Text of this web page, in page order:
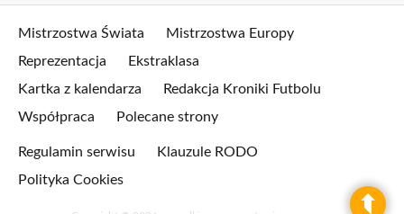
Mistrzostwa Świata
Mistrzostwa Europy
Reprezentacja
Ekstraklasa
Kartka z kalendarza
Redakcja Kroniki Futbolu
Współpraca
Polecane strony
Regulamin serwisu
Klauzule RODO
Polityka Cookies